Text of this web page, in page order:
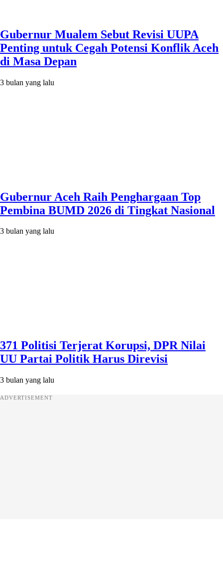
Gubernur Mualem Sebut Revisi UUPA
Penting untuk Cegah Potensi Konflik Aceh
di Masa Depan
3 bulan yang lalu
Gubernur Aceh Raih Penghargaan Top
Pembina BUMD 2026 di Tingkat Nasional
3 bulan yang lalu
371 Politisi Terjerat Korupsi, DPR Nilai
UU Partai Politik Harus Direvisi
3 bulan yang lalu
ADVERTISEMENT